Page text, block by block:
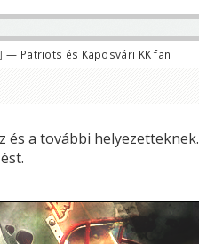
— Patriots és Kaposvári KK fan
és a további helyezetteknek.